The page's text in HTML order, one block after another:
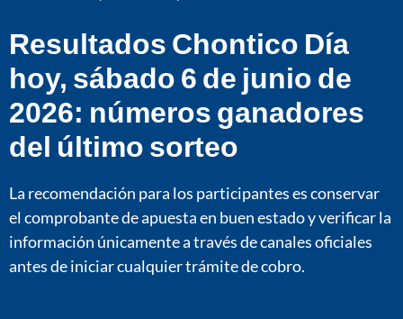
Resultados Chontico Día
hoy, sábado 6 de junio de
2026: números ganadores
del último sorteo
La recomendación para los participantes es conservar
el comprobante de apuesta en buen estado y verificar la
información únicamente a través de canales oficiales
antes de iniciar cualquier trámite de cobro.